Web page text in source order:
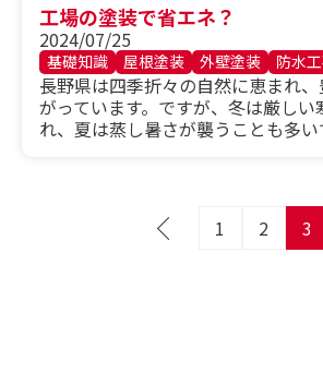
工場の塗装で省エネ？
2024/07/25
基礎知識 屋根塗装 外壁塗装 防水
長野県は四季折々の自然に恵まれ
がっています。ですが、冬は厳しい
れ、夏は蒸し暑さが襲うことも多い
1 2 3